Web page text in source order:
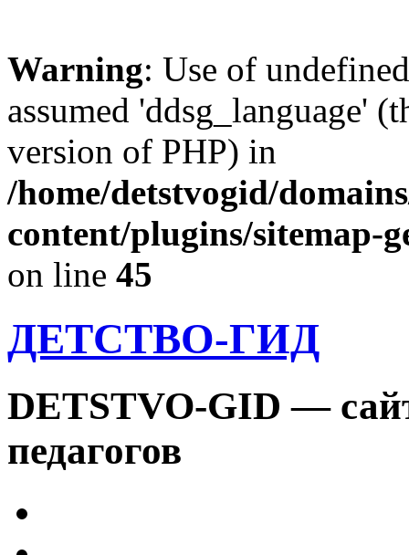
Warning: Use of
assumed 'ddsg_language'
version of PHP) in
/home/detstvogid/
content/plugins/sitemap-
on line 45
ДЕТСТВО-ГИД
DETSTVO-GID —
педагогов